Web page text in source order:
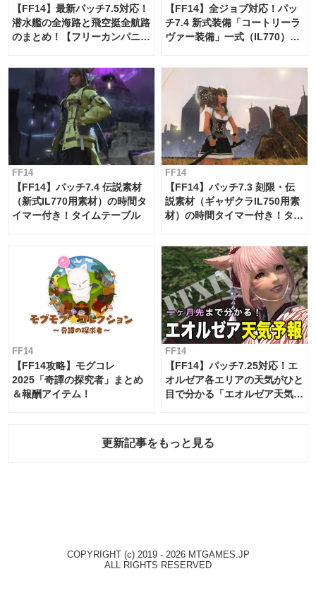
【FF14】最新パッチ7.5対応！
潜水艦の全海路と飛空挺全航路
のまとめ！【フリーカンパニ
【FF14】全ジョブ対応！パッ
チ7.4 新式装備「コートリーラ
ヴァー装備」一式（IL770）の
FF14
【FF14】パッチ7.4 伝説素材
（新式IL770用素材）の時間タ
イマー付き！タイムテーブル
FF14
【FF14】パッチ7.3 刻限・伝
説素材（ギャザクラIL750用素
材）の時間タイマー付き！タイ
FF14
【FF14攻略】モグコレ
2025「奇譚の探究者」まとめ
＆報酬アイテム！
FF14
【FF14】パッチ7.25対応！エ
オルゼア各エリアの天気がひと
目で分かる「エオルゼア天気予
更新記事をもっと見る
COPYRIGHT (c) 2019 - 2026 MTGAMES.JP
ALL RIGHTS RESERVED